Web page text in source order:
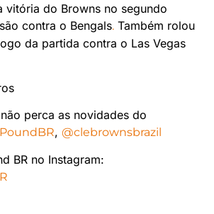
vitória do Browns no segundo
contra o Bengals. Também rolou
da partida contra o Las Vegas
perca as novidades do
, @clebrownsbrazil
BR no Instagram: